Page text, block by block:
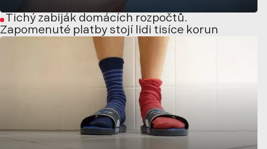
Tichý zabiják domácích rozpočtů.
Zapomenuté platby stojí lidi tisíce korun